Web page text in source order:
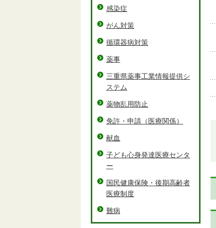
感染症
がん対策
循環器病対策
薬事
三重県薬事工業情報提供シ
ステム
薬物乱用防止
免許・申請（医療関係）
献血
子ども心身発達医療センタ
ー
国民健康保険・後期高齢者
医療制度
難病